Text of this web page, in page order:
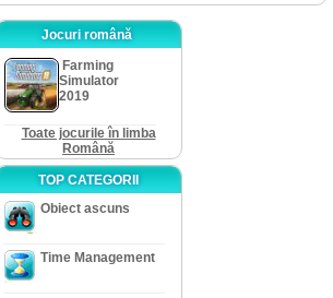
Jocuri română
Farming
Simulator
2019
Toate jocurile în limba
Română
TOP CATEGORII
Obiect ascuns
Time Management